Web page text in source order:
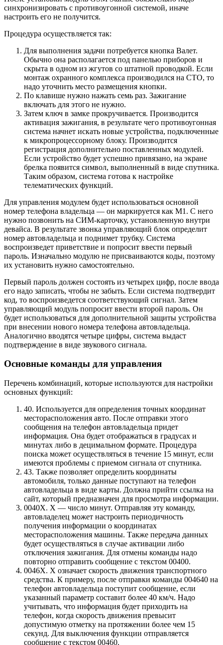
синхронизировать с противоугонной системой, иначе
настроить его не получится.
Процедура осуществляется так:
Для выполнения задачи потребуется кнопка Валет.
Обычно она располагается под панелью приборов и
скрыта в одном из жгутов со штатной проводкой. Если
монтаж охранного комплекса производился на СТО, то
надо уточнить место размещения кнопки.
По клавише нужно нажать семь раз. Зажигание
включать для этого не нужно.
Затем ключ в замке прокручивается. Производится
активация зажигания, в результате чего противоугонная
система начнет искать новые устройства, подключенные
к микропроцессорному блоку. Производится
регистрация дополнительно поставленных модулей.
Если устройство будет успешно привязано, на экране
брелка появится символ, выполненный в виде спутника.
Таким образом, система готова к настройке
телематических функций.
Для управления модулем будет использоваться основной
номер телефона владельца — он маркируется как М1. С него
нужно позвонить на СИМ-карточку, установленную внутри
девайса. В результате звонка управляющий блок определит
номер автовладельца и поднимет трубку. Система
воспроизведет приветствие и попросит ввести первый
пароль. Изначально модулю не присваиваются коды, поэтому
их установить нужно самостоятельно.
Первый пароль должен состоять из четырех цифр, после ввода
его надо записать, чтобы не забыть. Если система подтвердит
код, то воспроизведется соответствующий сигнал. Затем
управляющий модуль попросит ввести второй пароль. Он
будет использоваться для дополнительной защиты устройства
при внесении нового номера телефона автовладельца.
Аналогично вводятся четыре цифры, система выдаст
подтверждение в виде звукового сигнала.
Основные команды для управления
Перечень комбинаций, которые используются для настройки
основных функций:
40. Используется для определения точных координат
месторасположения авто. После отправки этого
сообщения на телефон автовладельца придет
информация. Она будет отображаться в градусах и
минутах либо в децимальном формате. Процедура
поиска может осуществляться в течение 15 минут, если
имеются проблемы с приемом сигнала от спутника.
43. Также позволяет определить координаты
автомобиля, только данные поступают на телефон
автовладельца в виде карты. Должна прийти ссылка на
сайт, который предназначен для просмотра информации.
0040Х. Х — число минут. Отправляя эту команду,
автовладелец может настроить периодичность
получения информации о координатах
месторасположения машины. Также передача данных
будет осуществляться в случае активации либо
отключения зажигания. Для отмены команды надо
повторно отправить сообщение с текстом 00400.
0046Х. Х означает скорость движения транспортного
средства. К примеру, после отправки команды 004640 на
телефон автовладельца поступит сообщение, если
указанный параметр составит более 40 км/ч. Надо
учитывать, что информация будет приходить на
телефон, когда скорость движения превысит
допустимую отметку на протяжении более чем 15
секунд. Для выключения функции отправляется
сообщение с текстом 00460.